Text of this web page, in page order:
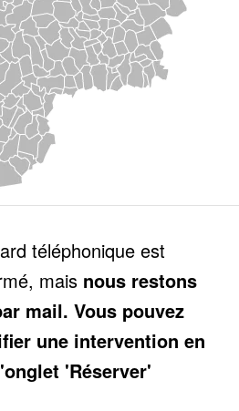
téléphonique est
mais nous restons
mail. Vous pouvez
une intervention en
'Réserver'